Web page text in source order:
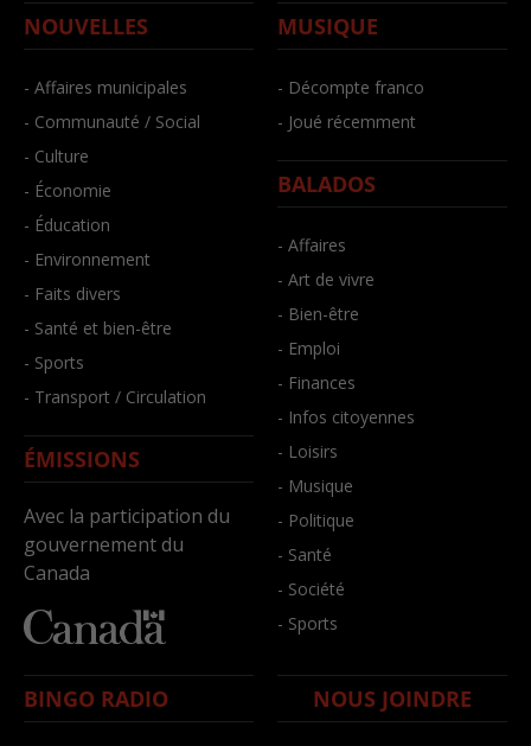
NOUVELLES
- Affaires municipales
- Communauté / Social
- Culture
- Économie
- Éducation
- Environnement
- Faits divers
- Santé et bien-être
- Sports
- Transport / Circulation
ÉMISSIONS
Avec la participation du
gouvernement du
Canada
MUSIQUE
- Décompte franco
- Joué récemment
BALADOS
- Affaires
- Art de vivre
- Bien-être
- Emploi
- Finances
- Infos citoyennes
- Loisirs
- Musique
- Politique
- Santé
- Société
- Sports
BINGO RADIO NOUS JOINDRE